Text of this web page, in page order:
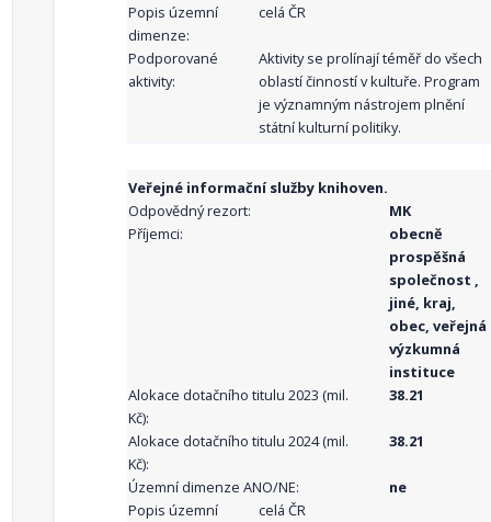
Popis územní
dimenze:
celá ČR
Podporované
aktivity:
Aktivity se prolínají téměř do všech
oblastí činností v kultuře. Program
je významným nástrojem plnění
státní kulturní politiky.
Veřejné informační služby knihoven.
Odpovědný rezort:
MK
Příjemci:
obecně
prospěšná
společnost ,
jiné, kraj,
obec, veřejná
výzkumná
instituce
Alokace dotačního titulu 2023 (mil.
Kč):
38.21
Alokace dotačního titulu 2024 (mil.
Kč):
38.21
Územní dimenze ANO/NE:
ne
Popis územní
celá ČR